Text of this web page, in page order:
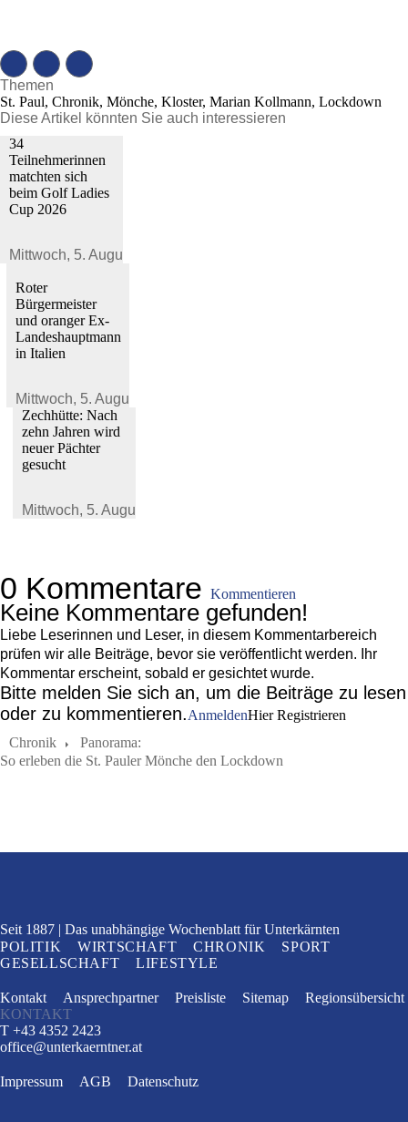
Themen
St. Paul, Chronik, Mönche, Kloster, Marian Kollmann, Lockdown
Diese Artikel könnten Sie auch interessieren
34
Teilnehmerinnen
matchten sich
beim Golf Ladies
Cup 2026
Mittwoch, 5. August 2026
Roter
Bürgermeister
und oranger Ex-
Landeshauptmann
in Italien
Mittwoch, 5. August 2026
Zechhütte: Nach
zehn Jahren wird
neuer Pächter
gesucht
Mittwoch, 5. August 2026
0 Kommentare Kommentieren
Keine Kommentare gefunden!
Liebe Leserinnen und Leser, in diesem Kommentarbereich
prüfen wir alle Beiträge, bevor sie veröffentlicht werden. Ihr
Kommentar erscheint, sobald er gesichtet wurde.
Bitte melden Sie sich an, um die Beiträge zu lesen
oder zu kommentieren.AnmeldenHier Registrieren
Chronik
Panorama:
So erleben die St. Pauler Mönche den Lockdown
Seit 1887 Das unabhängige Wochenblatt für Unterkärnten
POLITIK
WIRTSCHAFT CHRONIK
SPORT
GESELLSCHAFT
LIFESTYLE
Kontakt Ansprechpartner Preisliste Sitemap
Regionsübersicht
KONTAKT
T +43 4352 2423
office@unterkaerntner.at
Impressum AGB Datenschutz